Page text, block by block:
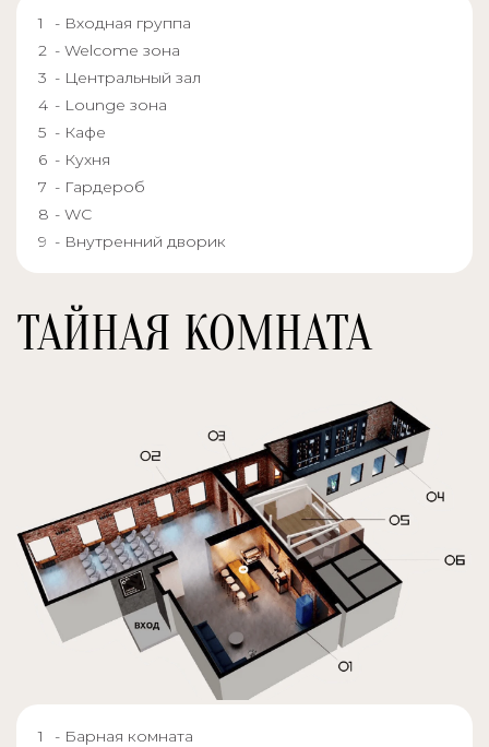
- Входная группа
- Welcome зона
- Центральный зал
- Lounge зона
- Кафе
- Кухня
- Гардероб
- WC
- Внутренний дворик
ТАЙНАЯ КОМНАТА
- Барная комната